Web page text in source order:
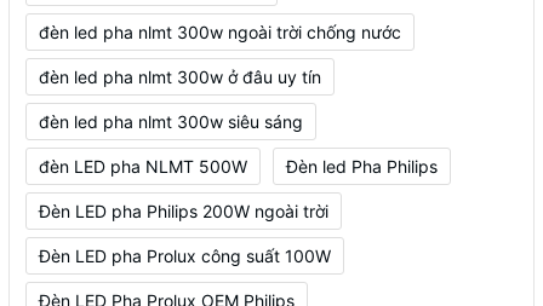
đèn led pha nlmt 300w ngoài trời chống nước
đèn led pha nlmt 300w ở đâu uy tín
đèn led pha nlmt 300w siêu sáng
đèn LED pha NLMT 500W Đèn led Pha Philips
Đèn LED pha Philips 200W ngoài trời
Đèn LED pha Prolux công suất 100W
Đèn LED Pha Prolux OEM Philips